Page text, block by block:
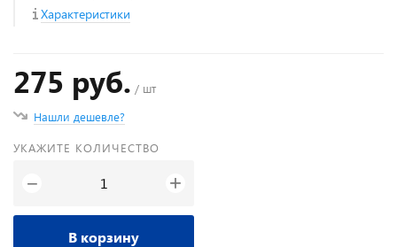
Характеристики
275 руб. / шт
Нашли дешевле?
УКАЖИТЕ КОЛИЧЕСТВО
− +
В корзину